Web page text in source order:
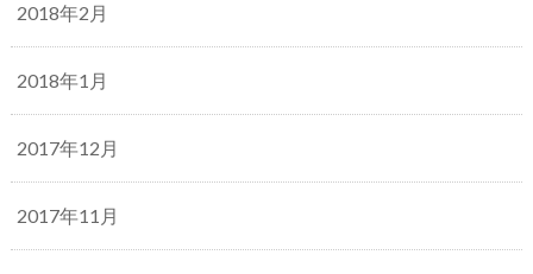
2018年2月
2018年1月
2017年12月
2017年11月